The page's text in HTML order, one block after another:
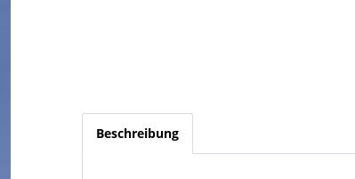
Beschreibung